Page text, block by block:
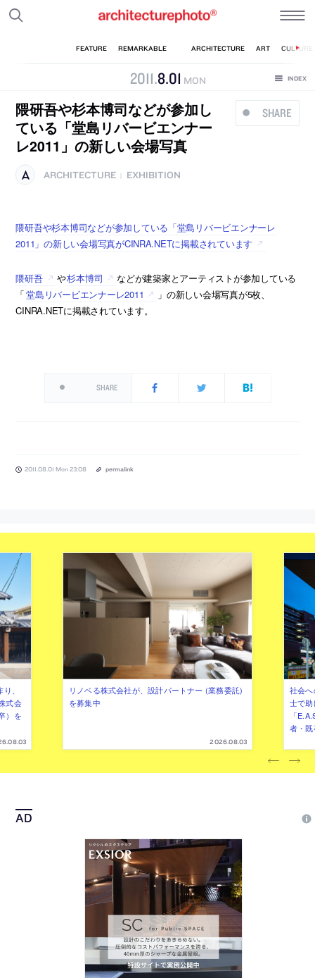
2011.8.01 MON
SHARE
隈研吾や杉本博司などが参加し
ている「堂島リバービエンナー
レ2011」の新しい会場写真
ARCHITECTURE EXHIBITION
隈研吾や杉本博司などが参加している「堂島リバービエンナーレ
2011」の新しい会場写真がCINRA.NETに掲載されています
隈研吾 や杉本博司
などが建築家とアーティストが参加している
「堂島リバービエンナーレ2011
」の新しい会場写真が5枚、
CINRA.NETに掲載されています。
SHARE
2011.08.01 Mon 23:08 permalink
、
式会
）を
リノベる株式会社が、設計パートナー (業務委託)
を募集中
2026.08.03
社会
士で
「
者・